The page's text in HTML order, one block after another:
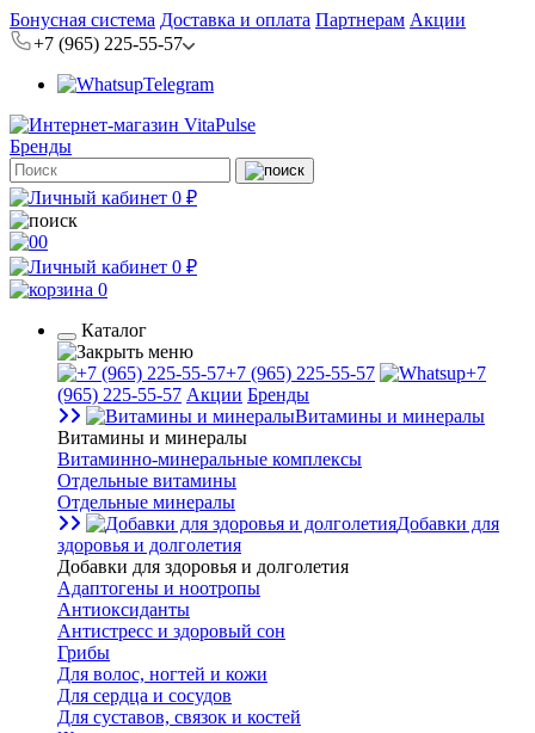
Бонусная система Доставка и оплата Партнерам Акции
+7 (965) 225-55-57
Telegram
Бренды
0 ₽
0
0 ₽
0
Каталог
+7 (965) 225-55-57
+7
(965) 225-55-57 Акции Бренды
Витамины и минералы
Витамины и минералы
Витаминно-минеральные комплексы
Отдельные витамины
Отдельные минералы
Добавки для
здоровья и долголетия
Добавки для здоровья и долголетия
Адаптогены и ноотропы
Антиоксиданты
Антистресс и здоровый сон
Грибы
Для волос, ногтей и кожи
Для сердца и сосудов
Для суставов, связок и костей